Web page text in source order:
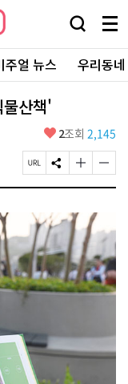
검
창
열
기
메
뉴
전
체
보
주얼 뉴스 우리동
산책'
좋
요
2조회 2,145
페
이
U
R
L
복
사
S
N
공
유
하
기
글
자
기
크
게
변
경
하
기
글
자
게
변
경
하
기